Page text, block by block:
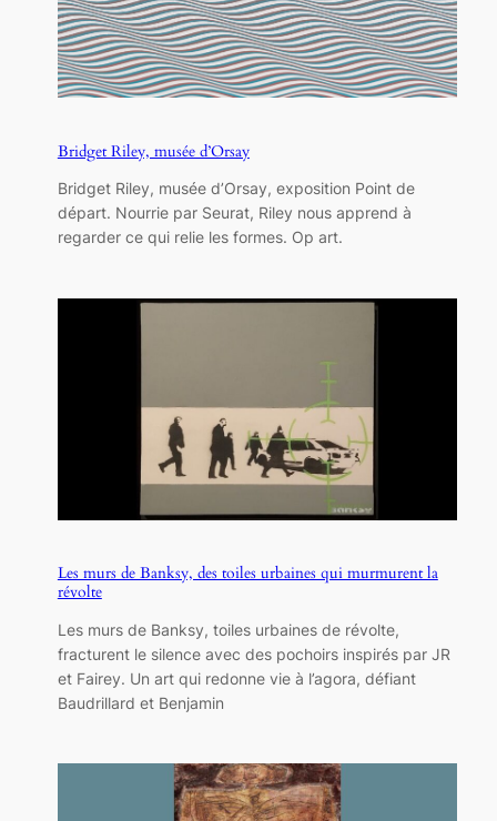
Bridget Riley, musée d’Orsay
Bridget Riley, musée d’Orsay, exposition Point de
départ. Nourrie par Seurat, Riley nous apprend à
regarder ce qui relie les formes. Op art.
Les murs de Banksy, des toiles urbaines qui murmurent la
révolte
Les murs de Banksy, toiles urbaines de révolte,
fracturent le silence avec des pochoirs inspirés par JR
et Fairey. Un art qui redonne vie à l’agora, défiant
Baudrillard et Benjamin